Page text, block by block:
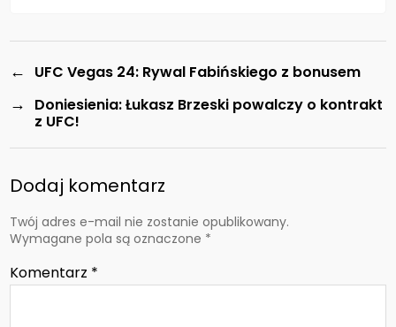
← UFC Vegas 24: Rywal Fabińskiego z bonusem
→
Doniesienia: Łukasz Brzeski powalczy o kontrakt
z UFC!
Dodaj komentarz
Twój adres e-mail nie zostanie opublikowany.
Wymagane pola są oznaczone *
Komentarz *